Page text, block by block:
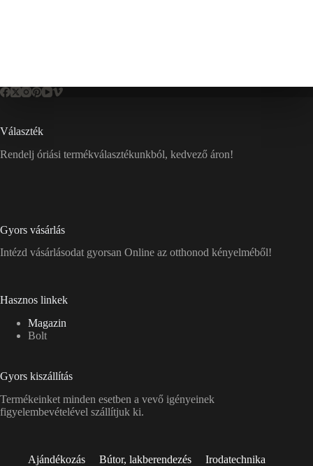
Választék
Rendelj óriási termékválasztékunkból, kedvező áron!
Gyors vásárlás
Intézd vásárlásodat gyorsan Online az otthonod kényelméből!
Hasznos linkek
Magazin
Bolt
Gyors kiszállítás
Termékeinket minden esetben a vevő igényeinek
figyelembevételével szállítjuk ki.
Ajándékozás Bútor, lakberendezés Irodatechnika